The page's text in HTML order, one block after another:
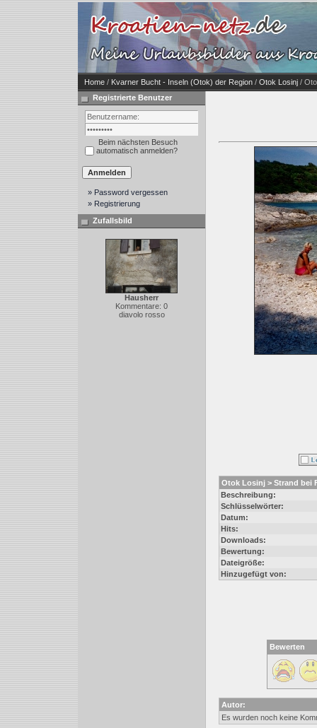
Home / Kvarner Bucht - Inseln (Otok) der Region / Otok Losinj /
Registrierte Benutzer
Beim nächsten Besuch
automatisch anmelden?
» Password vergessen
» Registrierung
Zufallsbild
Hausherr
Kommentare: 0
diavolo rosso
Otok Losinj > Strand bei
Beschreibung:
Schlüsselwörter:
Datum:
Hits:
Downloads:
Bewertung:
Dateigröße:
Hinzugefügt von:
Bewerten
Autor:
Es wurden noch keine